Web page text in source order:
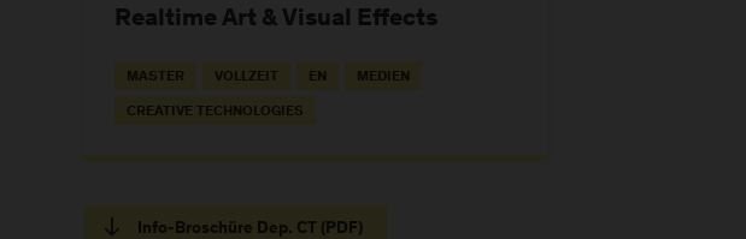
Realtime Art & Visual Effects
MASTER VOLLZEIT EN MEDIEN
CREATIVE TECHNOLOGIES
Info-Broschüre Dep. CT (PDF)